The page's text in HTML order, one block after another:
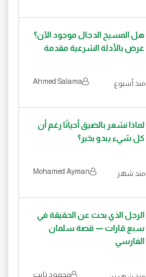
هل المسيح الدجال موجود الآن؟
عرض بالأدلة الشرعية مقدمة
منذ أسبوع Ahmed Salama
لماذا نشعر بالضيق أحيانًا رغم أن
كل شيء يبدو بخير؟
منذ شهر Mohamed Ayman
الرجل الذي بحث عن الحقيقة في
سبع قارات — قصة سلمان
الفارسي
محمود ثابت